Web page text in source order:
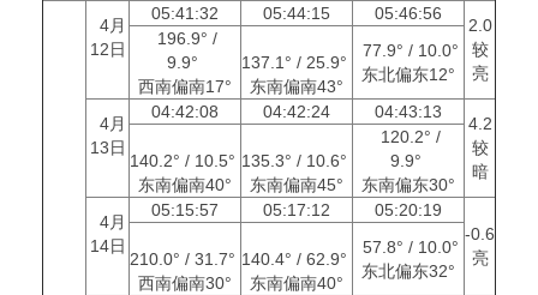
4月
12日
05:41:32 05:44:15 05:46:56
2.0
较
亮
196.9° /
9.9°
西南偏南17°
137.1° / 25.9°
东南偏南43°
77.9° / 10.0°
东北偏东12°
4月
13日
04:42:08 04:42:24 04:43:13
4.2
较
暗
140.2° / 10.5°
东南偏南40°
135.3° / 10.6°
东南偏南45°
120.2° /
9.9°
东南偏东30°
4月
14日
05:15:57 05:17:12
05:20:19
-0.6
亮
210.0° / 31.7°
西南偏南30°
140.4° / 62.9°
东南偏南40°
57.8° / 10.0°
东北偏东32°